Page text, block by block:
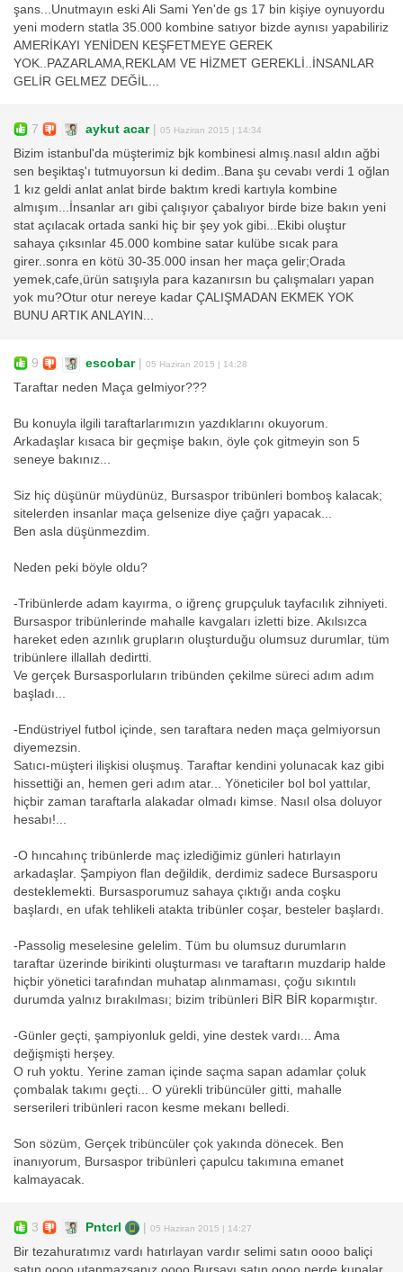
şans...Unutmayın eski Ali Sami Yen'de gs 17 bin kişiye oynuyordu
yeni modern statla 35.000 kombine satıyor bizde aynısı yapabiliriz
AMERİKAYI YENİDEN KEŞFETMEYE GEREK
YOK..PAZARLAMA,REKLAM VE HİZMET GEREKLİ..İNSANLAR
GELİR GELMEZ DEĞİL...
7 aykut acar| 05 Haziran 2015 | 14:34
Bizim istanbul'da müşterimiz bjk kombinesi almış.nasıl aldın ağbi
sen beşiktaş'ı tutmuyorsun ki dedim..Bana şu cevabı verdi 1 oğlan
1 kız geldi anlat anlat birde baktım kredi kartıyla kombine
almışım...İnsanlar arı gibi çalışıyor çabalıyor birde bize bakın yeni
stat açılacak ortada sanki hiç bir şey yok gibi...Ekibi oluştur
sahaya çıksınlar 45.000 kombine satar kulübe sıcak para
girer..sonra en kötü 30-35.000 insan her maça gelir;Orada
yemek,cafe,ürün satışıyla para kazanırsın bu çalışmaları yapan
yok mu?Otur otur nereye kadar ÇALIŞMADAN EKMEK YOK
BUNU ARTIK ANLAYIN...
9 escobar| 05 Haziran 2015 | 14:28
Taraftar neden Maça gelmiyor???
Bu konuyla ilgili taraftarlarımızın yazdıklarını okuyorum.
Arkadaşlar kısaca bir geçmişe bakın, öyle çok gitmeyin son 5
seneye bakınız...
Siz hiç düşünür müydünüz, Bursaspor tribünleri bomboş kalacak;
sitelerden insanlar maça gelsenize diye çağrı yapacak...
Ben asla düşünmezdim.
Neden peki böyle oldu?
-Tribünlerde adam kayırma, o iğrenç grupçuluk tayfacılık zihniyeti.
Bursaspor tribünlerinde mahalle kavgaları izletti bize. Akılsızca
hareket eden azınlık grupların oluşturduğu olumsuz durumlar, tüm
tribünlere illallah dedirtti.
Ve gerçek Bursasporluların tribünden çekilme süreci adım adım
başladı...
-Endüstriyel futbol içinde, sen taraftara neden maça gelmiyorsun
diyemezsin.
Satıcı-müşteri ilişkisi oluşmuş. Taraftar kendini yolunacak kaz gibi
hissettiği an, hemen geri adım atar... Yöneticiler bol bol yattılar,
hiçbir zaman taraftarla alakadar olmadı kimse. Nasıl olsa doluyor
hesabı!...
-O hıncahınç tribünlerde maç izlediğimiz günleri hatırlayın
arkadaşlar. Şampiyon flan değildik, derdimiz sadece Bursasporu
desteklemekti. Bursasporumuz sahaya çıktığı anda coşku
başlardı, en ufak tehlikeli atakta tribünler coşar, besteler başlardı.
-Passolig meselesine gelelim. Tüm bu olumsuz durumların
taraftar üzerinde birikinti oluşturması ve taraftarın muzdarip halde
hiçbir yönetici tarafından muhatap alınmaması, çoğu sıkıntılı
durumda yalnız bırakılması; bizim tribünleri BİR BİR koparmıştır.
-Günler geçti, şampiyonluk geldi, yine destek vardı... Ama
değişmişti herşey.
O ruh yoktu. Yerine zaman içinde saçma sapan adamlar çoluk
çombalak takımı geçti... O yürekli tribüncüler gitti, mahalle
serserileri tribünleri racon kesme mekanı belledi.
Son sözüm, Gerçek tribüncüler çok yakında dönecek. Ben
inanıyorum, Bursaspor tribünleri çapulcu takımına emanet
kalmayacak.
3 Pntcrl 05 Haziran 2015 | 14:27
Bir tezahuratımız vardı hatırlayan vardır selimi satın oooo baliçi